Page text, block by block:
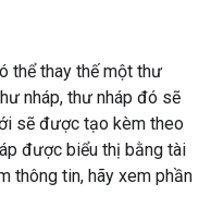
thể thay thế một thư
nháp, thư nháp đó sẽ
sẽ được tạo kèm theo
được biểu thị bằng tài
thông tin, hãy xem phần